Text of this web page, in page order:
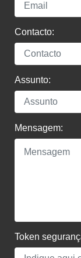
Contacto:
Assunto:
Mensagem:
Token